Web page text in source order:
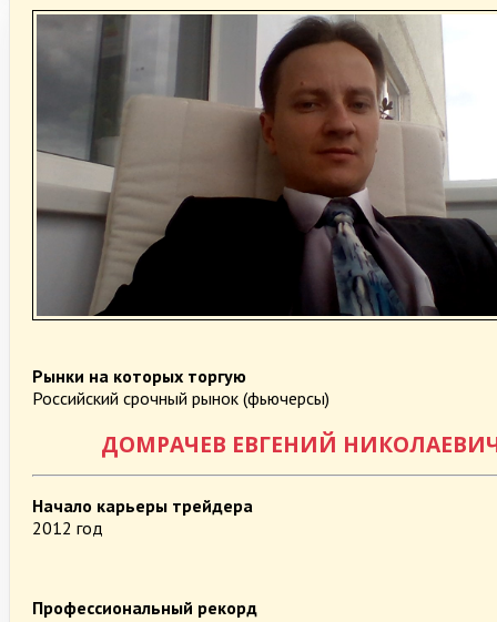
Рынки на которых торгую
Российский срочный рынок (фьючерсы)
ДОМРАЧЕВ ЕВГЕНИЙ
Начало карьеры трейдера
2012 год
Профессиональный рекорд